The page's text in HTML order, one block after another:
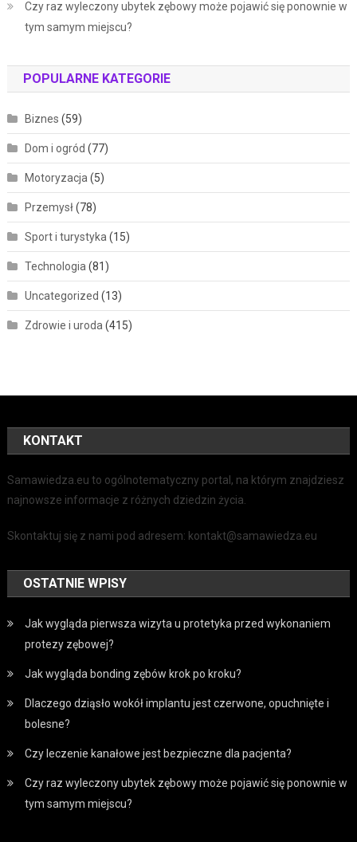
Czy raz wyleczony ubytek zębowy może pojawić się ponownie w
tym samym miejscu?
POPULARNE KATEGORIE
Biznes (59)
Dom i ogród (77)
Motoryzacja (5)
Przemysł(78)
Sport i turystyka (15)
Technologia (81)
Uncategorized (13)
Zdrowie i uroda (415)
KONTAKT
Samawiedza.eu to ogólnotematyczny portal, na którym znajdziesz
najnowsze informacje z różnych dziedzin życia.
Skontaktuj się z nami pod adresem: kontakt@samawiedza.eu
OSTATNIE WPISY
Jak wygląda pierwsza wizyta u protetyka przed wykonaniem
protezy zębowej?
Jak wygląda bonding zębów krok po kroku?
Dlaczego dziąsło wokół implantu jest czerwone, opuchnięte i
bolesne?
Czy leczenie kanałowe jest bezpieczne dla pacjenta?
Czy raz wyleczony ubytek zębowy może pojawić się ponownie w
tym samym miejscu?